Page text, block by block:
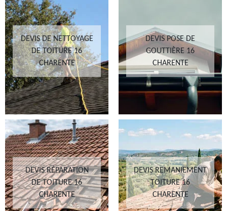
DEVIS DE NETTOYAGE
DE TOITURE 16
CHARENTE
DEVIS POSE DE
GOUTTIÈRE 16
CHARENTE
DEVIS RÉPARATION
DE TOITURE 16
CHARENTE
DEVIS REMANIEMENT
TOITURE 16
CHARENTE